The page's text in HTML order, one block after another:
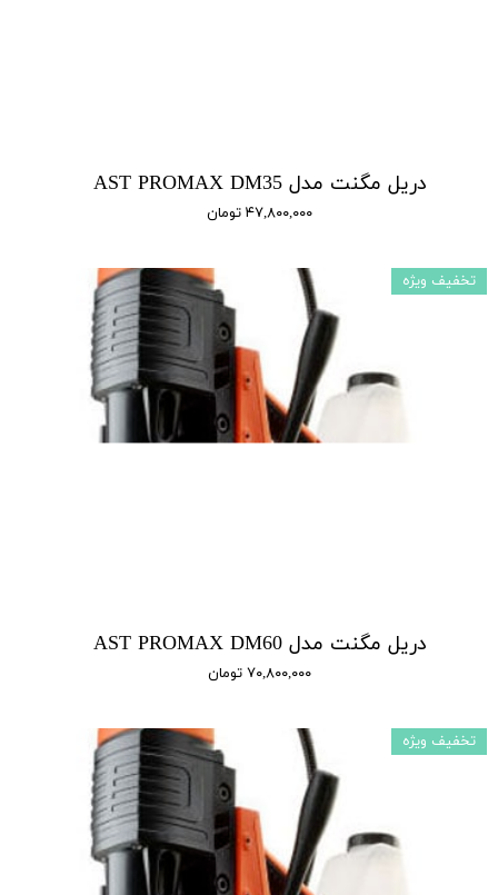
دریل مگنت مدل AST PROMAX DM35
۴۷,۸۰۰,۰۰۰ تومان
دریل مگنت مدل AST PROMAX DM60
۷۰,۸۰۰,۰۰۰ تومان
تخفیف ویژه
تخفیف ویژه